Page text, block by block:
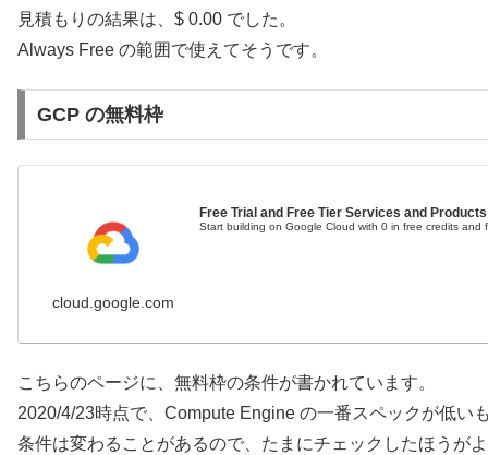
見積もりの結果は、$ 0.00 でした。
Always Free の範囲で使えてそうです。
GCP の無料枠
Free Trial and Free Tier Services and Products
Start building on Google Cloud with 0 in free credits
cloud.google.com
こちらのページに、無料枠の条件が書かれています。
2020/4/23時点で、Compute Engine の一番スペックが低
条件は変わることがあるので、たまにチェックしたほうが